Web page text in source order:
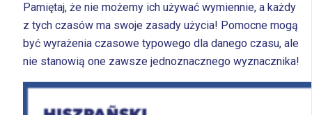
Pamiętaj, że nie możemy ich używać wymiennie, a każdy
z tych czasów ma swoje zasady użycia! Pomocne mogą
być wyrażenia czasowe typowego dla danego czasu, ale
nie stanowią one zawsze jednoznacznego wyznacznika!